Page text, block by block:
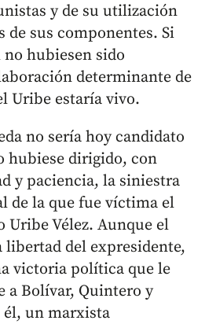
y de su utilización
de sus componentes. Si
hubiesen sido
determinante de
Uribe estaría vivo.
no sería hoy candidato
hubiese dirigido, con
y paciencia, la siniestra
de la que fue víctima el
Uribe Vélez. Aunque el
libertad del expresidente,
victoria política que le
a Bolívar, Quintero y
él, un marxista